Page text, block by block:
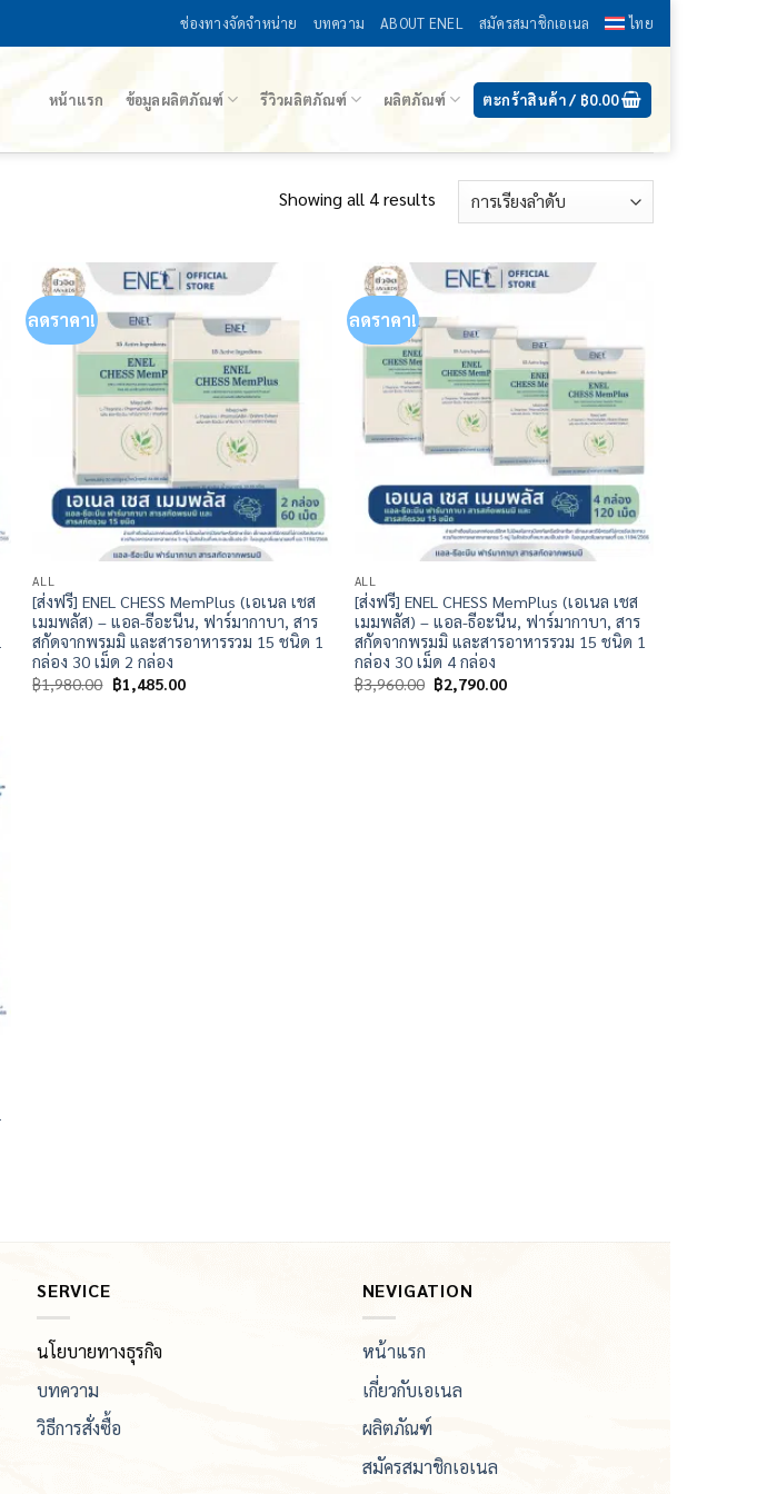
ช่องทางจัดจำหน่าย บทความ ABOUT ENEL สมัครสมาชิกเอเนล ไทย
หน้าแรก ข้อมูลผลิตภัณฑ์ รีวิวผลิตภัณฑ์ ผลิตภัณฑ์ ตะกร้าสินค้า / ฿0.00
Showing all 4 results
ลดราคา!
ALL
[ส่งฟรี] ENEL CHESS MemPlus (เอเนล เชส
เมมพลัส) – แอล-ธีอะนีน, ฟาร์มากาบา, สาร
สกัดจากพรมมิ และสารอาหารรวม 15 ชนิด 1
กล่อง 30 เม็ด 2 กล่อง
฿1,980.00 Original
price
฿1,485.00Current
ลดราคา!
ALL
[ส่งฟรี] ENEL CHESS MemPlus (เอเนล เชส
เมมพลัส) – แอล-ธีอะนีน, ฟาร์มากาบา, สาร
สกัดจากพรมมิ และสารอาหารรวม 15 ชนิด 1
กล่อง 30 เม็ด 4 กล่อง
฿3,960.00 Original
price
฿2,790.00Current
SERVICE
นโยบายทางธุรกิจ
บทความ
วิธีการสั่งซื้อ
NEVIGATION
หน้าแรก
เกี่ยวกับเอเนล
ผลิตภัณฑ์
สมัครสมาชิกเอเนล